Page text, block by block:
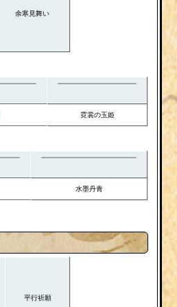
余寒見舞い
霓裳の玉姫
水墨丹青
平行祈願